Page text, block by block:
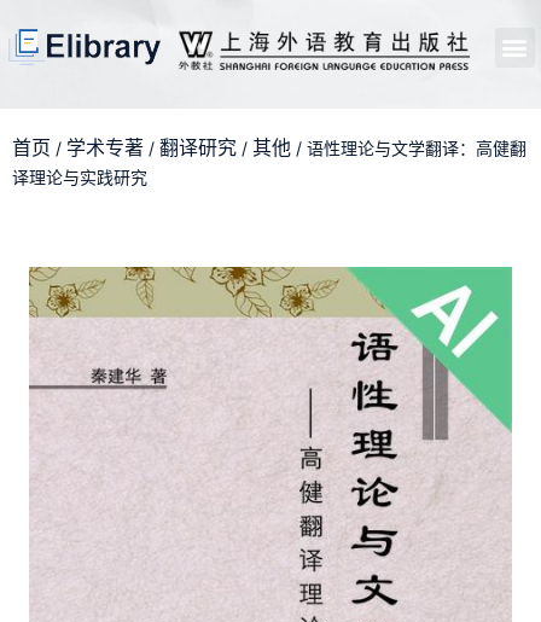
首页 / 学术专著 / 翻译研究 / 其他 / 语性理论与文学翻译：高健翻
译理论与实践研究